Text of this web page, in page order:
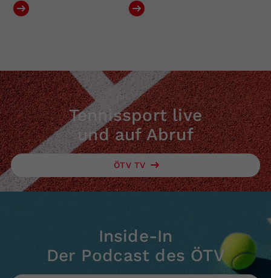
Tennissport live
und auf Abruf
ÖTV TV
Inside-In
Der Podcast des ÖTV